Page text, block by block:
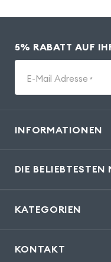
5% RABATT AUF
E-Mail Adresse *
INFORMATIONEN
DIE BELIEBTESTEN
KATEGORIEN
KONTAKT